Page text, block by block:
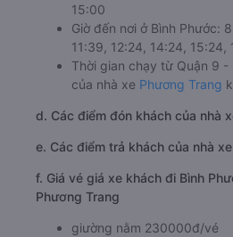
15:00
Giờ đến nơi ở Bình Phước:
11:39, 12:24, 14:24, 15:24,
Thời gian chạy từ Quận 9 -
của nhà xe Phương Trang
d. Các điểm đón khách của nhà
e. Các điểm trả khách của nhà
f. Giá vé giá xe khách đi Bình
Phương Trang
giường nằm 230000đ/vé